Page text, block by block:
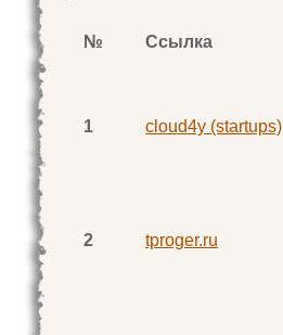
№ Ссылка
1 cloud4y (startups)
2 tproger.ru